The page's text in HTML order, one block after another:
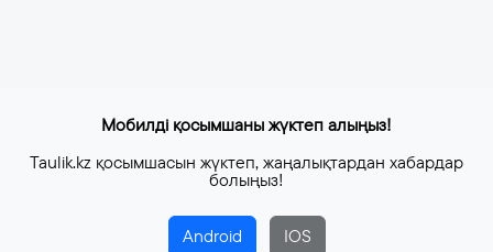
Мобилді қосымшаны жүктеп алыңыз!
Taulik.kz қосымшасын жүктеп, жаңалықтардан хабардар
болыңыз!
Android IOS